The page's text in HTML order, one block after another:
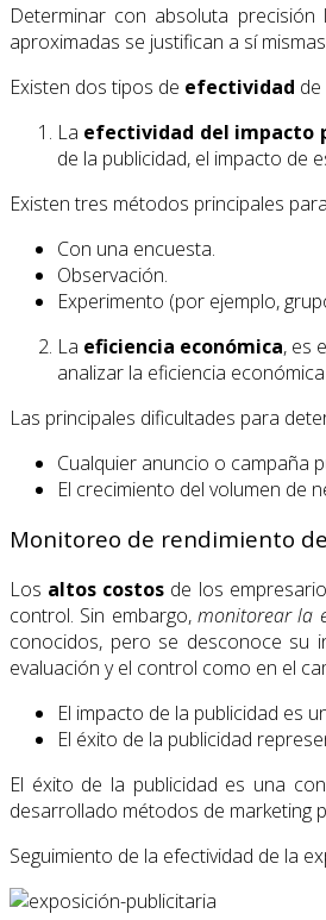
Determinar con absoluta
aproximadas se justifican a sí
Existen dos tipos de efectividad
La efectividad del impacto
de la publicidad, el impacto de
Existen tres métodos principales
Con una encuesta.
Observación.
Experimento (por ejemplo,
La eficiencia económica, es
analizar la eficiencia
Las principales dificultades para
Cualquier anuncio o campaña
El crecimiento del volumen de
Monitoreo de rendimiento
Los altos costos de los
control. Sin embargo, monitorear la
conocidos, pero se desconoce su
evaluación y el control como en el
El impacto de la publicidad es
El éxito de la publicidad
El éxito de la publicidad es una
desarrollado métodos de marketing
Seguimiento de la efectividad de la